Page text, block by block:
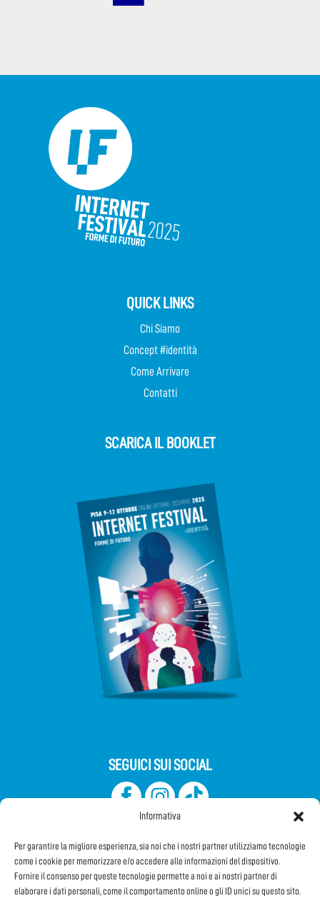
Informativa
Per garantire la migliore esperienza, sia noi che i nostri partner utilizziamo tecnologie
come i cookie per memorizzare e/o accedere alle informazioni del dispositivo.
Fornire il consenso per queste tecnologie permette a noi e ai nostri partner di
elaborare i dati personali, come il comportamento online o gli ID unici su questo sito.
QUICK LINKS
Chi Siamo
Concept #identità
Come Arrivare
Contatti
SCARICA IL BOOKLET
SEGUICI SUI SOCIAL